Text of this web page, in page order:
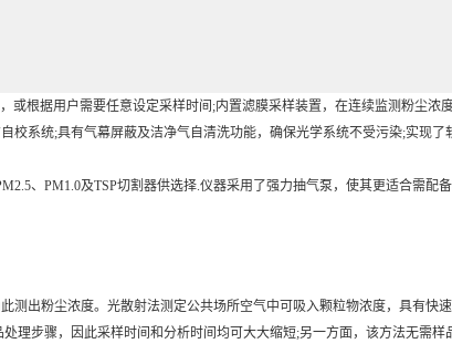
根据用户需要任意设定采样时间;内置滤膜采样装置，在连续监测粉尘浓
系统;具有气幕屏蔽及洁净气自清洗功能，确保光学系统不受污染;实现
、PM1.0及TSP切割器供选择.仪器采用了强力抽气泵，使其更适合需配
粉尘浓度。光散射法测定公共场所空气中可吸入颗粒物浓度，具有快速
理步骤，因此采样时间和分析时间均可大大缩短;另一方面，该方法无需